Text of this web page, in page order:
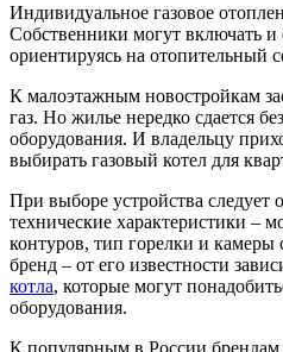
Индивидуальное газовое
Собственники могут включать и
ориентируясь на отопительный
К малоэтажным новостройкам
газ. Но жилье нередко сдается
оборудования. И владельцу
выбирать газовый котел для
При выборе устройства следует
технические характеристики –
контуров, тип горелки и
бренд – от его известности
котла, которые могут
оборудования.
К популярным в России брендам